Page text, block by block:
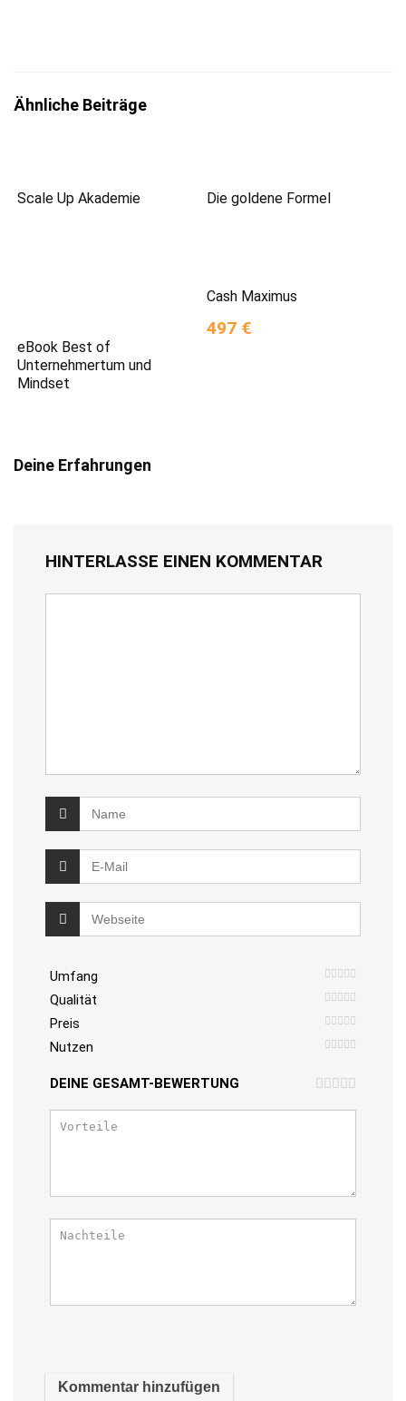
Ähnliche Beiträge
Scale Up Akademie Die goldene Formel
eBook Best of
Unternehmertum und
Mindset
Cash Maximus
497 €
Deine Erfahrungen
HINTERLASSE EINEN KOMMENTAR
Umfang
Qualität
Preis
Nutzen
DEINE GESAMT-BEWERTUNG